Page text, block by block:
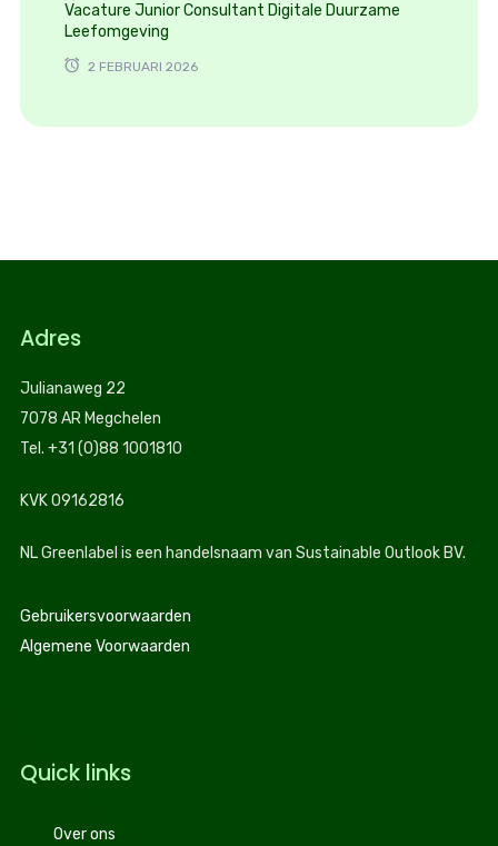
Vacature Junior Consultant Digitale Duurzame
Leefomgeving
2 FEBRUARI 2026
Adres
Julianaweg 22
7078 AR Megchelen
Tel. +31 (0)88 1001810
KVK 09162816
NL Greenlabel is een handelsnaam van Sustainable Outlook BV.
Gebruikersvoorwaarden
Algemene Voorwaarden
Quick links
Over ons